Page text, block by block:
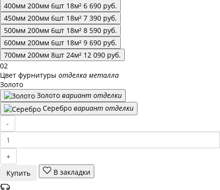
400мм 200мм 6шт 18м² 6 690 руб.
450мм 200мм 6шт 18м² 7 390 руб.
500мм 200мм 6шт 18м² 8 590 руб.
600мм 200мм 6шт 18м² 9 690 руб.
700мм 200мм 8шт 24м² 12 090 руб.
02
Цвет фурнитуры отделка металла
Золото
Золото вариант отделки
Серебро вариант отделки
-
+
Купить
В закладки